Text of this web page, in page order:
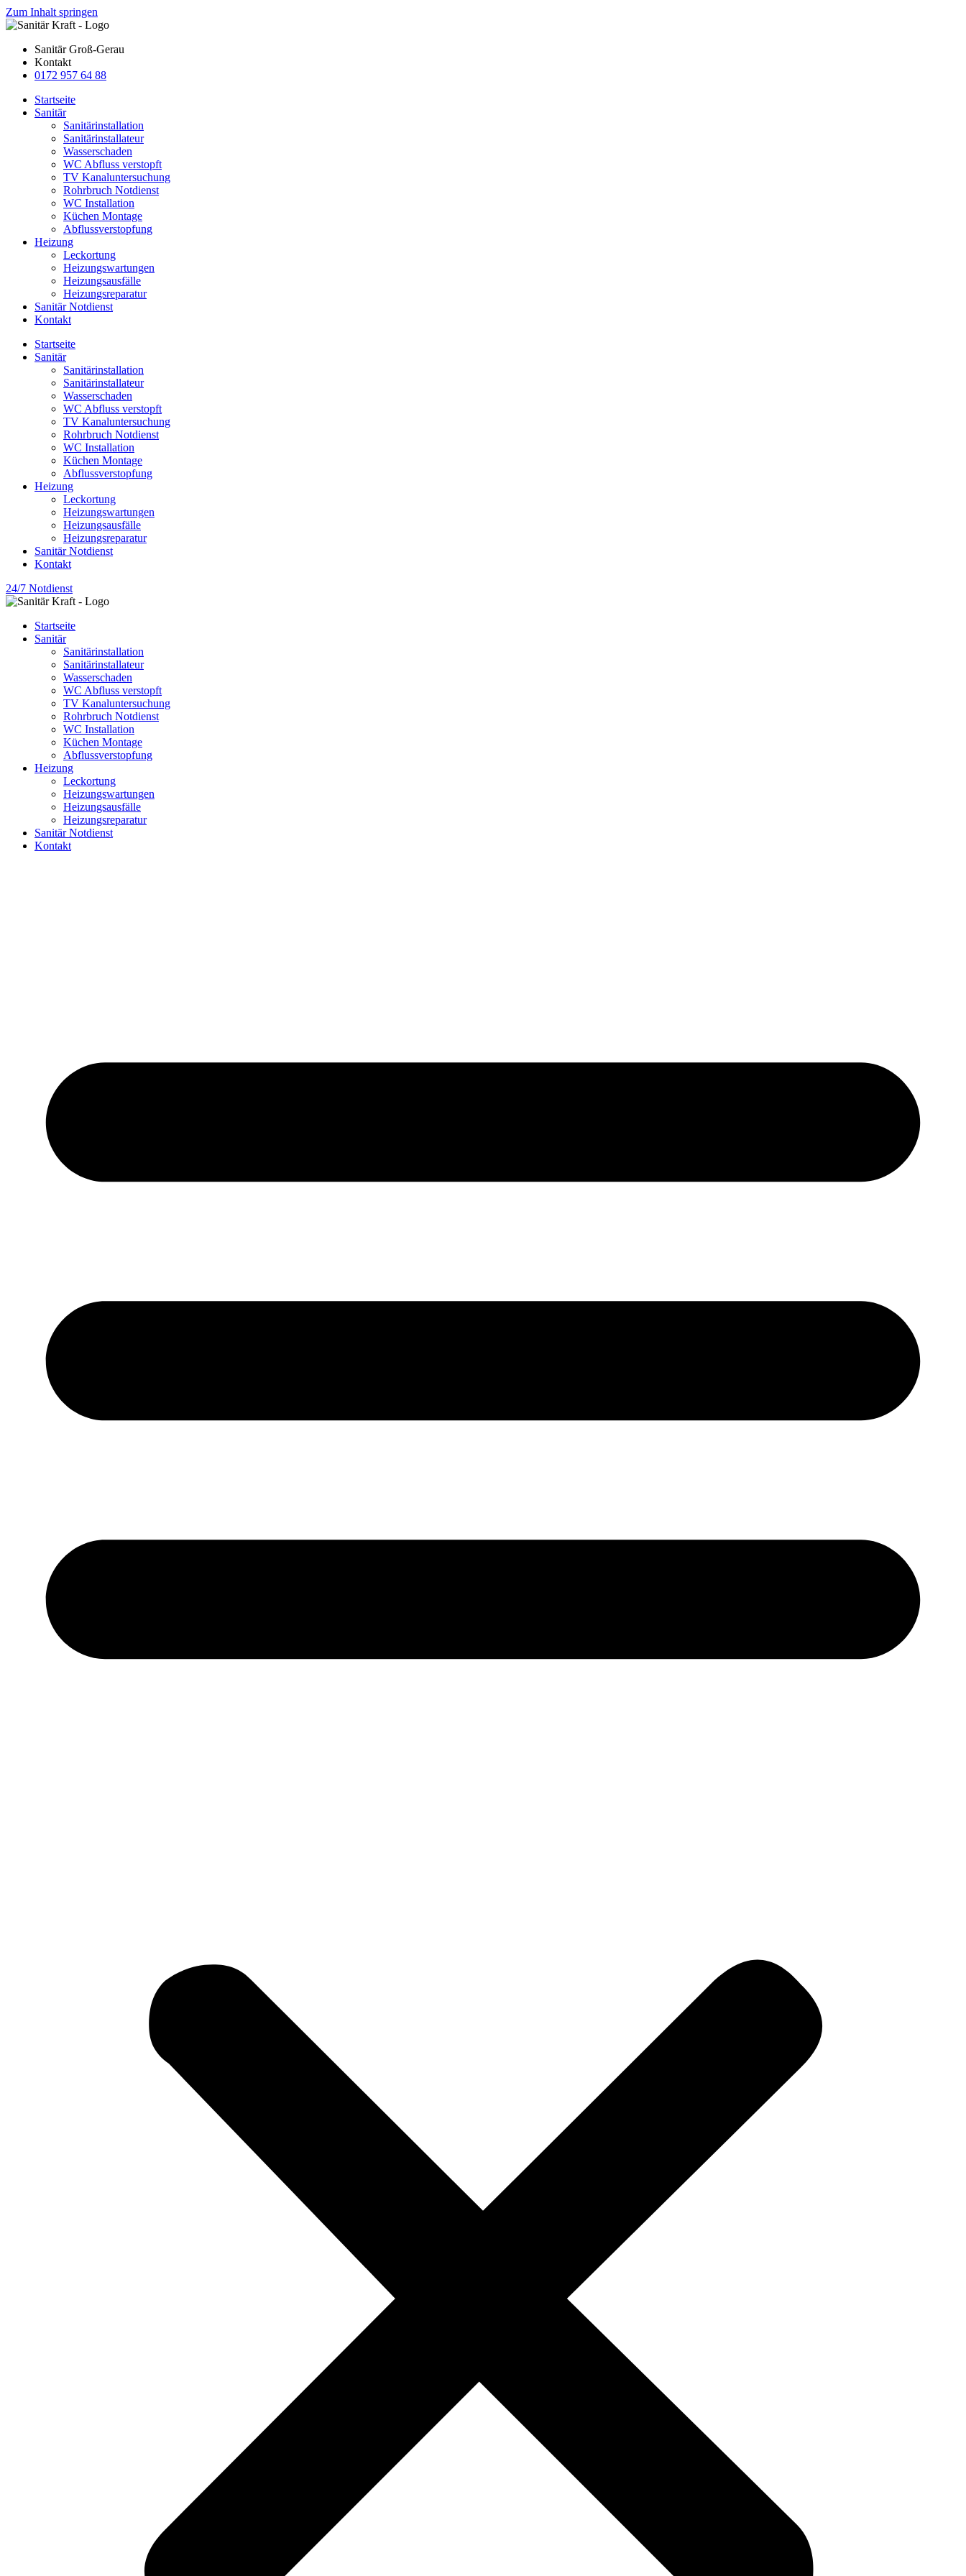
Zum Inhalt springen
Sanitär Groß-Gerau
Kontakt
0172 957 64 88
Startseite
Sanitär
Sanitärinstallation
Sanitärinstallateur
Wasserschaden
WC Abfluss verstopft
TV Kanaluntersuchung
Rohrbruch Notdienst
WC Installation
Küchen Montage
Abflussverstopfung
Heizung
Leckortung
Heizungswartungen
Heizungsausfälle
Heizungsreparatur
Sanitär Notdienst
Kontakt
Startseite
Sanitär
Sanitärinstallation
Sanitärinstallateur
Wasserschaden
WC Abfluss verstopft
TV Kanaluntersuchung
Rohrbruch Notdienst
WC Installation
Küchen Montage
Abflussverstopfung
Heizung
Leckortung
Heizungswartungen
Heizungsausfälle
Heizungsreparatur
Sanitär Notdienst
Kontakt
24/7 Notdienst
Startseite
Sanitär
Sanitärinstallation
Sanitärinstallateur
Wasserschaden
WC Abfluss verstopft
TV Kanaluntersuchung
Rohrbruch Notdienst
WC Installation
Küchen Montage
Abflussverstopfung
Heizung
Leckortung
Heizungswartungen
Heizungsausfälle
Heizungsreparatur
Sanitär Notdienst
Kontakt